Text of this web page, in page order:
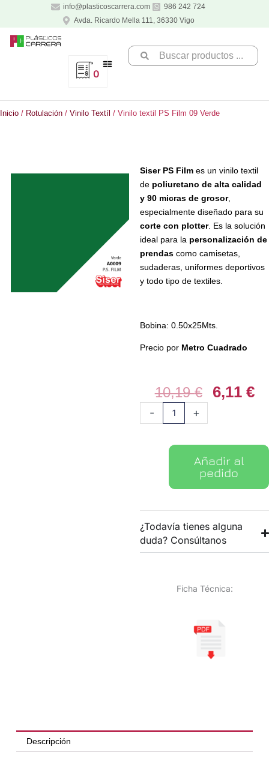
contenido
info@plasticoscarrera.com
986 242 724
Avda. Ricardo Mella 111, 36330 Vigo
Search
...
0
Inicio / Rotulación / Vinilo Textíl / Vinilo textil PS Film 09 Verde
Siser PS Film es un vinilo textil
de poliuretano de alta calidad
y 90 micras de grosor,
especialmente diseñado para su
corte con plotter. Es la solución
ideal para la personalización de
prendas como camisetas,
sudaderas, uniformes deportivos
y todo tipo de textiles.
Bobina: 0.50x25Mts.
Precio por Metro Cuadrado
10,19€
El
precio
10,19 €.
6,11 €El
-
textil
cantidad
+
Añadir al
pedido
¿Todavía tienes alguna
duda? Consúltanos
Ficha Técnica:
Descripción